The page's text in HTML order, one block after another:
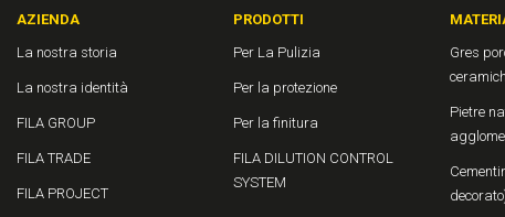
AZIENDA
La nostra storia
La nostra identità
FILA GROUP
FILA TRADE
FILA PROJECT
PRODOTTI
Per La Pulizia
Per la protezione
Per la finitura
FILA DILUTION CONTROL
SYSTEM
Gres
Pietre